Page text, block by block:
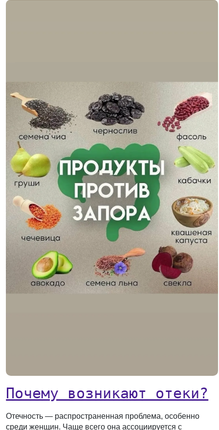
Почему возникают отеки?
Отечность — распространенная проблема, особенно
среди женщин. Чаще всего она ассоциируется с